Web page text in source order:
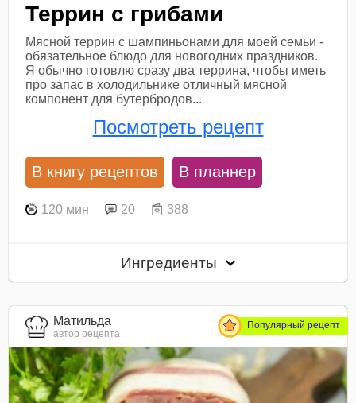
Террин с грибами
Мясной террин с шампиньонами для моей семьи -
обязательное блюдо для новогодних праздников.
Я обычно готовлю сразу два террина, чтобы иметь
про запас в холодильнике отличный мясной
компонент для бутербродов...
Посмотреть рецепт
В книгу рецептов В планнер
120 мин 20 388
Ингредиенты
Матильда
автор рецепта
Популярный рецепт